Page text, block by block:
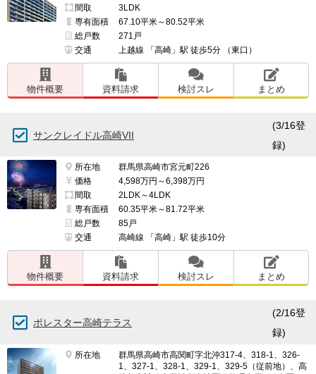
ロビーがあまり活用できていない。
━━━━━━━━━━━━━━━━━━━
周辺環境について良い点、残念な点
良い点
大型電器店がすぐそばにあって便利
残念な点
駅の反対側にしか、歩いて行けるスーが無い。
飲食店もこちら側には少ない。
郵便局、ポストが遠い。
━━━━━━━━━━━━━━━━━━━
━━━━━━━━━━━━━━━━━━━
良い点
間取
3LDK
専有面積
67.10平米～80.52平米
総戸数
271戸
交通
上越線 「高崎」駅 徒歩5分 （東口）
物件概要 資料請求 検討スレ まとめ
サンクレイドル高崎VII
(3/16登
録)
所在地
群馬県高崎市宮元町226
価格
4,598万円～6,398万円
間取
2LDK～4LDK
専有面積
60.35平米～81.72平米
総戸数
85戸
交通
高崎線 「高崎」駅 徒歩10分
物件概要 資料請求 検討スレ まとめ
ポレスター高崎テラス
(2/16登
録)
所在地
群馬県高崎市高関町字北沖317-4、318-1、326-
1、327-1、328-1、329-1、329-5（従前地）、高